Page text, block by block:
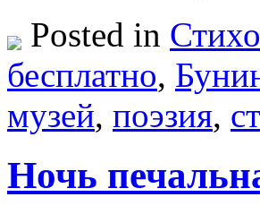
Posted in
бесплатно,
музей, поэзия,
Ночь